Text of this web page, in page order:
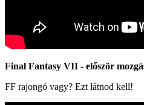
Final Fantasy VII - először
FF rajongó vagy? Ezt látnod kell!